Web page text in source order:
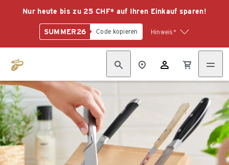
Nur heute bis zu 25 CHF* auf Ihren Einkauf sparen!
SUMMER26 Code kopieren Hinweis*